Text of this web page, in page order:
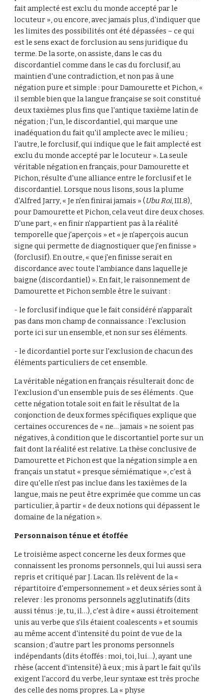
fait amplecté est exclu du monde accepté par le
locuteur », ou encore, avec jamais plus, d'indiquer que
les limites des possibilités ont été dépassées – ce qui
est le sens exact de forclusion au sens juridique du
terme. De la sorte, on assiste, dans le cas du
discordantiel comme dans le cas du forclusif, au
maintien d'une contradiction, et non pas à une
négation pure et simple : pour Damourette et Pichon, «
il semble bien que la langue française se soit constitué
deux taxièmes plus fins que l'antique taxième latin de
négation ; l'un, le discordantiel, qui marque une
inadéquation du fait qu'il amplecte avec le milieu ;
l'autre, le forclusif, qui indique que le fait amplecté est
exclu du monde accepté par le locuteur ». La seule
véritable négation en français, pour Damourette et
Pichon, résulte d'une alliance entre le forclusif et le
discordantiel. Lorsque nous lisons, sous la plume
d'Alfred Jarry, « Je n'en finirai jamais » (Ubu Roi, III.8),
pour Damourette et Pichon, cela veut dire deux choses.
D'une part, « en finir n'appartient pas à la réalité
temporelle que j'aperçois » et « je n'aperçois aucun
signe qui permette de diagnostiquer que j'en finisse »
(forclusif). En outre, « que j'en finisse serait en
discordance avec toute l'ambiance dans laquelle je
baigne (discordantiel) ». En fait, le raisonnement de
Damourette et Pichon semble être le suivant :
- le forclusif indique que le fait considéré n'apparaît
pas dans mon champ de connaissance : l'exclusion
porte ici sur un ensemble, et non sur ses éléments.
- le dicordantiel porte sur l'exclusion de chacun des
éléments particuliers de cet ensemble.
La véritable négation en français résulterait donc de
l'exclusion d'un ensemble puis de ses éléments . Que
cette négation totale soit en fait le résultat de la
conjonction de deux formes spécifiques explique que
certaines occurences de « ne… jamais » ne soient pas
négatives, à condition que le discortantiel porte sur un
fait dont la réalité est relative. La thèse conclusive de
Damourette et Pichon est que la négation simple a en
français un statut « presque sémiématique », c'est à
dire qu'elle n'est pas inclue dans les taxièmes de la
langue, mais ne peut être exprimée que comme un cas
particulier, à partir « de deux notions qui dépassent le
domaine de la négation ».
Personnaison ténue et étoffée
Le troisième aspect concerne les deux formes que
connaissent les pronoms personnels, qui lui aussi sera
repris et critiqué par J. Lacan. Ils relèvent de la «
répartitoire d'empersonnement » et deux séries sont à
relever : les pronoms personnels agglutinatifs (dits
aussi ténus : je, tu, il…), c'est à dire « aussi étroitement
unis au verbe que s'ils étaient coalescents » et soumis
au même accent d'intensité du point de vue de la
scansion ; d'autre part les pronoms personnels
indépendants (dits étoffés : moi, toi, lui…), ayant une
rhèse (accent d'intensité) à eux ; mis à part le fait qu'ils
exigent l'accord du verbe, leur syntaxe est très proche
des celle des noms propres. La « physe